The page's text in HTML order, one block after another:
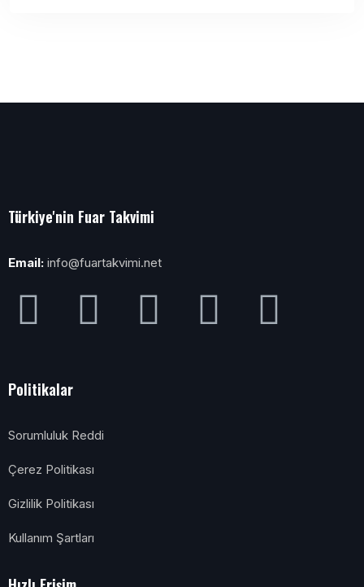
Türkiye'nin Fuar Takvimi
Email: info@fuartakvimi.net
Politikalar
Sorumluluk Reddi
Çerez Politikası
Gizlilik Politikası
Kullanım Şartları